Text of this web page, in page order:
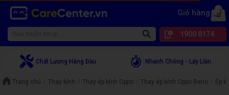
Giỏ hàng 0
1900 8174
Chất Lượng Hàng Đầu Nhanh Chóng - Lấy Liền
Trang chủ Thay kính Thay ép kính Oppo Thay ép kính Oppo Reno Ép